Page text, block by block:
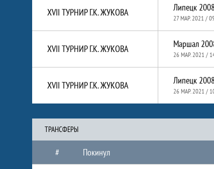
XVII ТУРНИР Г.К. ЖУКОВА Липецк 2008
27 МАР. 2021 /
XVII ТУРНИР Г.К. ЖУКОВА Маршал
26 МАР. 2021 /
XVII ТУРНИР Г.К. ЖУКОВА Липецк 2008
26 МАР. 2021 /
ТРАНCФЕРЫ
# Покинул